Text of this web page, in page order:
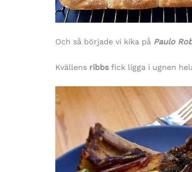
Och så började vi kika på Paulo
Kvällens ribbs fick ligga i ugnen